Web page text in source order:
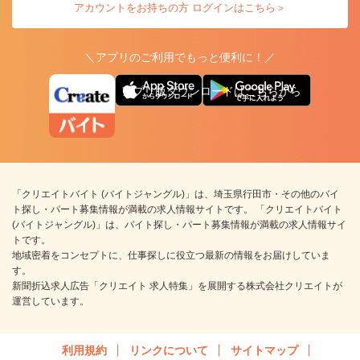
アカウントをお持ちの方 ログインはこちら＞
＼アプリのご利用でもっと便利に！／
アプリ版ダウンロードはこちらから
「クリエイトバイト (バイトジャングル)」は、埼玉県行田市・その他のバイ
ト探し・パート募集情報が満載の求人情報サイトです。 「クリエイトバイト
(バイトジャングル)」は、バイト探し・パート募集情報が満載の求人情報サイ
トです。
地域密着をコンセプトに、仕事探しに役立つ最新の情報をお届けしていま
す。
新聞折込求人広告「クリエイト 求人特集」を展開する株式会社クリエイトが
運営しています。
利用規約 リンクについて サイトマップ